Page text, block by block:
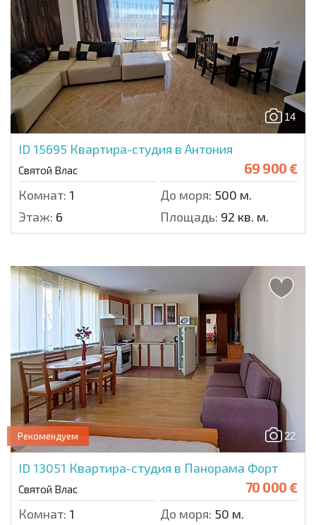
14
ID 15695 Квартира-студия в Антония
Святой Влас 69 900 €
Комнат: 1 До моря: 500 м.
Этаж: 6 Площадь: 92 кв. м.
22
Рекомендуем
ID 13051 Квартира-студия в Панорама Форт
Святой Влас 70 000 €
Комнат: 1 До моря: 50 м.